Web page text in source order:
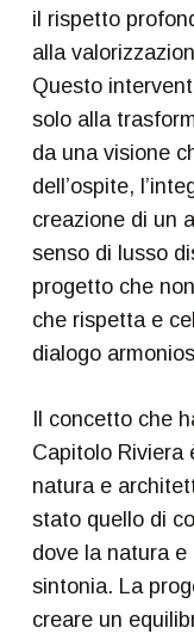
il rispetto
alla
Questo
solo alla
da una visione
dell’ospite,
creazione di un
senso di lusso
progetto che
che rispetta e
dialogo
Il concetto che
Capitolo Riviera
natura e
stato quello di
dove la natura e
sintonia. La
creare un